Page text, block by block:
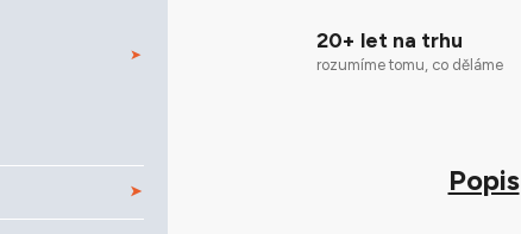
20+ let na trhu
rozumíme tomu, co děláme
Popis